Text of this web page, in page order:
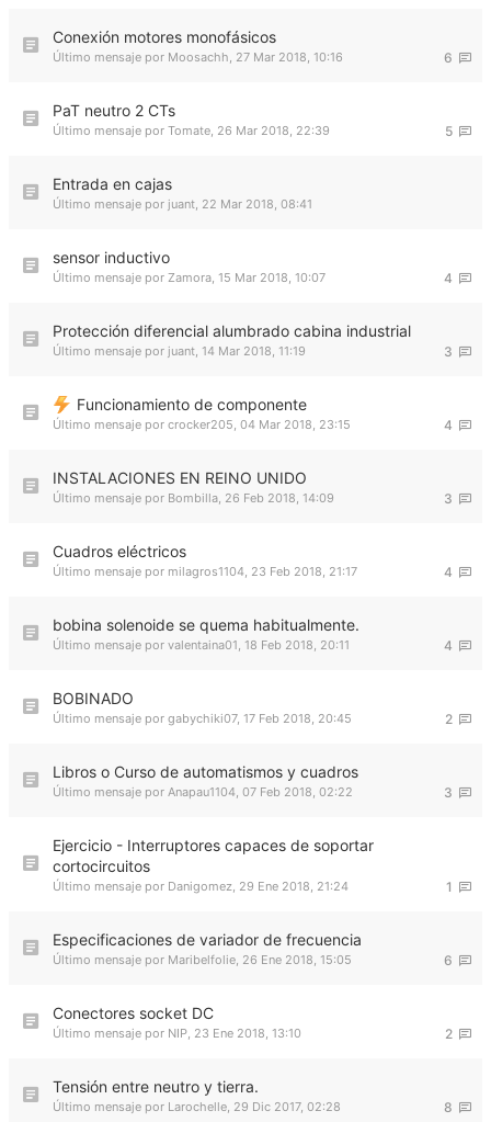
Conexión motores monofásicos
6
Último mensaje por Moosachh, 27 Mar 2018, 10:16
PaT neutro 2 CTs
5
Último mensaje por Tomate, 26 Mar 2018, 22:39
Entrada en cajas
Último mensaje por juant, 22 Mar 2018, 08:41
sensor inductivo
4
Último mensaje por Zamora, 15 Mar 2018, 10:07
Protección diferencial alumbrado cabina industrial
3
Último mensaje por juant, 14 Mar 2018, 11:19
Funcionamiento de componente
4
Último mensaje por crocker205, 04 Mar 2018, 23:15
INSTALACIONES EN REINO UNIDO
3
Último mensaje por Bombilla, 26 Feb 2018, 14:09
Cuadros eléctricos
4
Último mensaje por milagros1104, 23 Feb 2018, 21:17
bobina solenoide se quema habitualmente.
4
Último mensaje por valentaina01, 18 Feb 2018, 20:11
BOBINADO
2
Último mensaje por gabychiki07, 17 Feb 2018, 20:45
Libros o Curso de automatismos y cuadros
3
Último mensaje por Anapau1104, 07 Feb 2018, 02:22
Ejercicio - Interruptores capaces de soportar
cortocircuitos
1
Último mensaje por Danigomez, 29 Ene 2018, 21:24
Especificaciones de variador de frecuencia
6
Último mensaje por Maribelfolie, 26 Ene 2018, 15:05
Conectores socket DC
2
Último mensaje por NIP, 23 Ene 2018, 13:10
Tensión entre neutro y tierra.
8
Último mensaje por Larochelle, 29 Dic 2017, 02:28